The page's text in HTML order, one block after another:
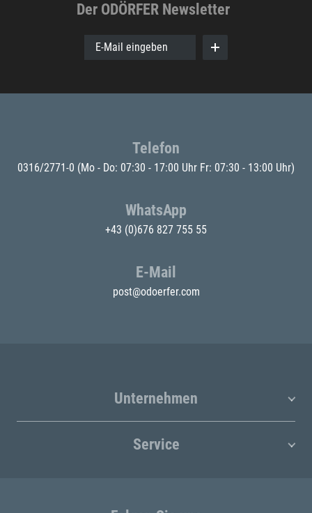
Der ODÖRFER Newsletter
E-Mail eingeben
Telefon
0316/2771-0 (Mo - Do: 07:30 - 17:00 Uhr Fr: 07:30 - 13:00 Uhr)
WhatsApp
+43 (0)676 827 755 55
E-Mail
post@odoerfer.com
Unternehmen
Service